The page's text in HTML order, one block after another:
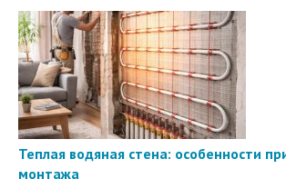
Теплая водяная стена: особенности
монтажа